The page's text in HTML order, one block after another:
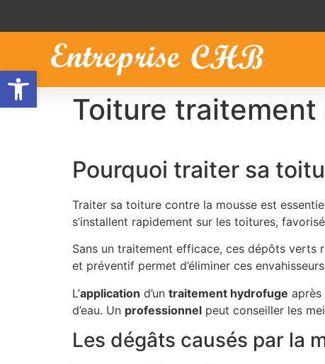
Toiture traitement
Pourquoi traiter sa
Traiter sa toiture contre la mousse est
s’installent rapidement sur les toitures,
Sans un traitement efficace, ces dépôts verts
et préventif permet d’éliminer ces
L’application d’un traitement hydrofuge après
d’eau. Un professionnel peut conseiller les
Les dégâts causés par la
Ouvrir la barre d’outils